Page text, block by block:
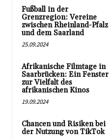
Fußball in der
Grenzregion: Vereine
zwischen Rheinland-Pfalz
und dem Saarland
25.09.2024
Afrikanische Filmtage in
Saarbrücken: Ein Fenster
zur Vielfalt des
afrikanischen Kinos
19.09.2024
Chancen und Risiken bei
der Nutzung von TikTok